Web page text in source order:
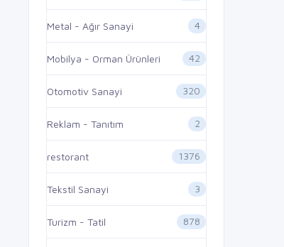
Metal - Ağır Sanayi 4
Mobilya - Orman Ürünleri 42
Otomotiv Sanayi 320
Reklam - Tanıtım 2
restorant 1376
Tekstil Sanayi 3
Turizm - Tatil 878